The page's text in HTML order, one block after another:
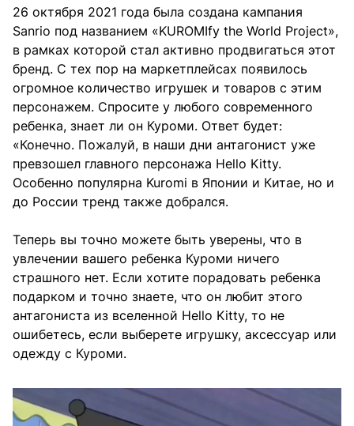
26 октября 2021 года была создана кампания
Sanrio под названием «KUROMIfy the World Project»,
в рамках которой стал активно продвигаться этот
бренд. С тех пор на маркетплейсах появилось
огромное количество игрушек и товаров с этим
персонажем. Спросите у любого современного
ребенка, знает ли он Куроми. Ответ будет:
«Конечно. Пожалуй, в наши дни антагонист уже
превзошел главного персонажа Hello Kitty.
Особенно популярна Kuromi в Японии и Китае, но и
до России тренд также добрался.
Теперь вы точно можете быть уверены, что в
увлечении вашего ребенка Куроми ничего
страшного нет. Если хотите порадовать ребенка
подарком и точно знаете, что он любит этого
антагониста из вселенной Hello Kitty, то не
ошибетесь, если выберете игрушку, аксессуар или
одежду с Куроми.